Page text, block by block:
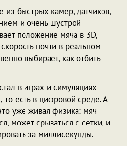
из быстрых камер, датчиков,
и очень шустрой
положение мяча в 3D,
почти в реальном
выбирает, как отбить
в играх и симуляциях —
то есть в цифровой среде. А
уже живая физика: мяч
может срываться с сетки, и
за миллисекунды.